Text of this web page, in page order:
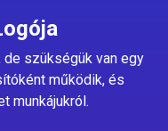
szükségük van egy
működik, és
munkájukról.